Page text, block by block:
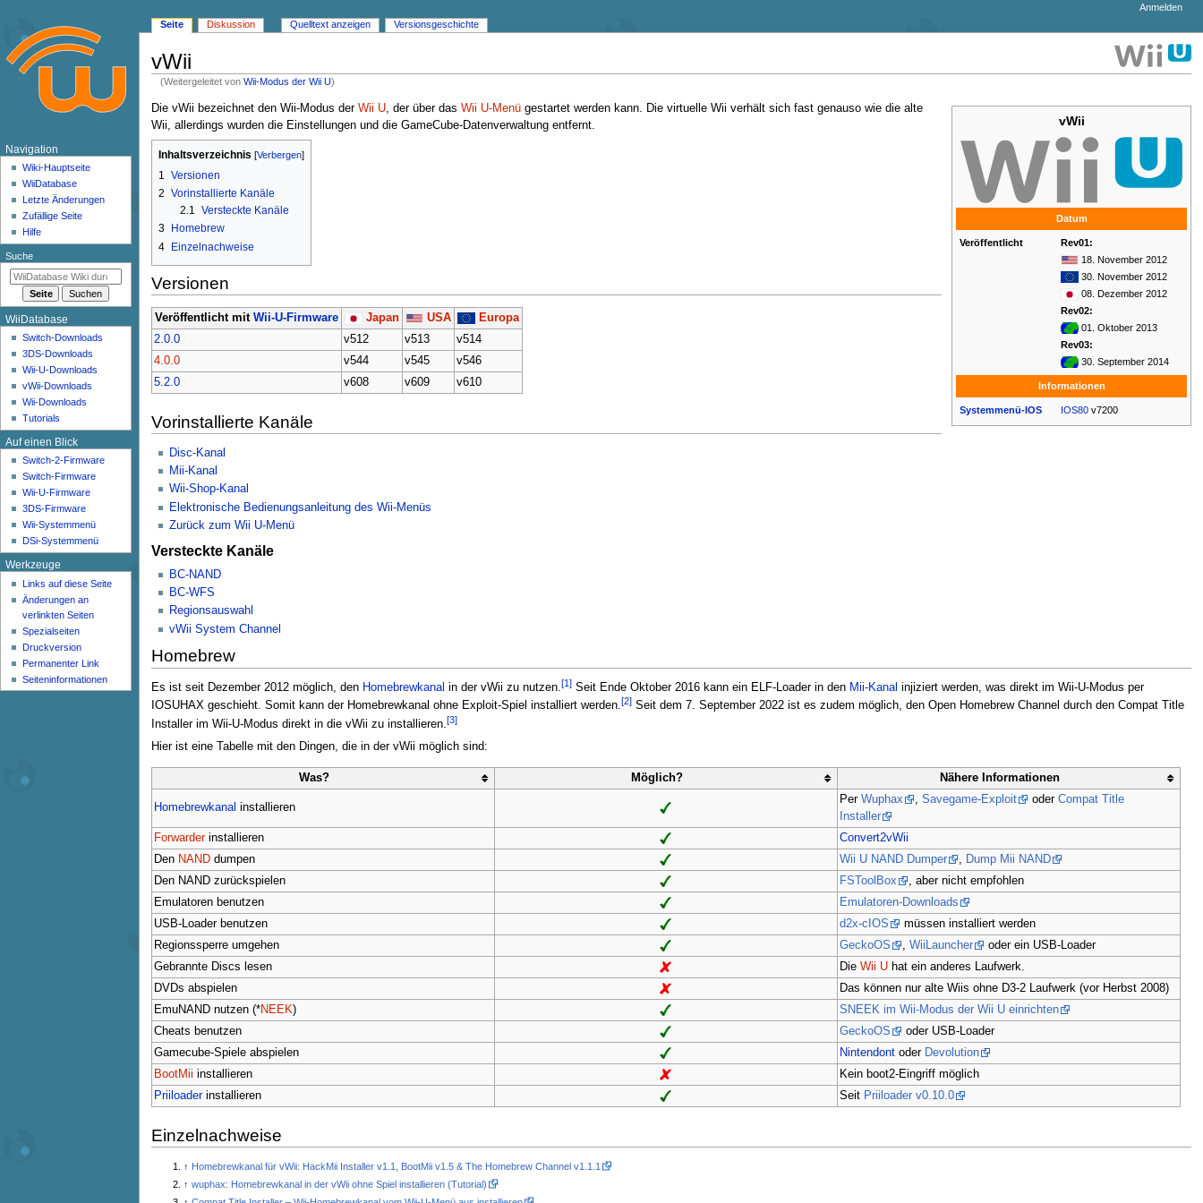
vWii
(Weitergeleitet vonWii-Modus der Wii U)
Zur
Navigation
springen
Zur
Suche
springen
vWii
Datum
Veröffentlicht
Rev01:
18. November 2012
30. November 2012
08. Dezember 2012
Rev02:
01. Oktober 2013
Rev03:
30. September 2014
Informationen
Systemmenü-IOS IOS80 v7200
Die vWii bezeichnet den Wii-Modus der Wii U, der über das Wii U-Menügestartet werden kann. Die virtuelle Wii verhält sich fast genauso wie die alte
Wii, allerdings wurden die Einstellungen und die GameCube-Datenverwaltung entfernt.
Inhaltsverzeichnis
1 Versionen
2 Vorinstallierte Kanäle
2.1 Versteckte Kanäle
3
Homebrew
4 Einzelnachweise
Versionen
Veröffentlicht mit Wii-U-Firmware Japan USA
Europa
2.0.0
v512 v513
v514
4.0.0
v544 v545
v546
5.2.0
v608 v609 v610
Vorinstallierte Kanäle
Disc-Kanal
Mii-Kanal
Wii-Shop-Kanal
Elektronische Bedienungsanleitung des Wii-Menüs
Zurück zum Wii U-Menü
Versteckte Kanäle
BC-NAND
BC-WFS
Regionsauswahl
vWii System Channel
Homebrew
Es ist seit Dezember 2012 möglich, den Homebrewkanal in der vWii zu nutzen.[1]Seit Ende Oktober 2016 kann ein ELF-Loader in den Mii-Kanal injiziert werden, was direkt im Wii-U-Modus per
IOSUHAX geschieht. Somit kann der Homebrewkanal ohne Exploit-Spiel installiert werden.[2]Seit dem 7. September 2022 ist es zudem möglich, den Open Homebrew Channel durch den Compat Title
Installer im Wii-U-Modus direkt in die vWii zu installieren. [3]
Hier ist eine Tabelle mit den Dingen, die in der vWii möglich sind:
Was? Möglich? Nähere Informationen
Homebrewkanal installieren
PerWuphax ,Savegame-Exploit oderCompat Title
Installer
Forwarderinstallieren
Convert2vWii
Den NAND dumpen Wii U NAND Dumper , Dump Mii NAND
Den NAND zurückspielen
FSToolBox
, aber nicht empfohlen
Emulatoren benutzen
Emulatoren-Downloads
USB-Loader benutzen
d2x-cIOS
müssen installiert werden
Regionssperre umgehen
GeckoOS ,WiiLauncher
oder ein USB-Loader
Gebrannte Discs lesen
DieWii U hat ein anderes Laufwerk.
DVDs abspielen
Das können nur alte Wiis ohne D3-2 Laufwerk (vor Herbst 2008)
EmuNAND nutzen (*NEEK)
SNEEK im Wii-Modus der Wii U einrichten
Cheats benutzen
GeckoOS
oder USB-Loader
Gamecube-Spiele abspielen
Nintendont oder Devolution
BootMii installieren
Kein boot2-Eingriff möglich
Priiloaderinstallieren Seit Priiloader v0.10.0
Einzelnachweise
↑ Homebrewkanal für vWii: HackMii Installer v1.1, BootMii v1.5 & The Homebrew Channel v1.1.1
↑ wuphax: Homebrewkanal in der vWii ohne Spiel installieren (Tutorial)
N
a
o
n
m
ü
Seite Diskussion Quelltext anzeigen Versionsgeschichte
Anmelden
Navigation
Wiki-Hauptseite
WiiDatabase
Letzte Änderungen
Zufällige Seite
Hilfe
Suche
WiiDatabase
Switch-Downloads
3DS-Downloads
Wii-U-Downloads
vWii-Downloads
Wii-Downloads
Tutorials
Auf einen Blick
Switch-2-Firmware
Switch-Firmware
Wii-U-Firmware
3DS-Firmware
Wii-Systemmenü
DSi-Systemmenü
Werkzeuge
Links auf diese Seite
Änderungen an
verlinkten Seiten
Spezialseiten
Druckversion
Permanenter Link
Seiten­­informationen